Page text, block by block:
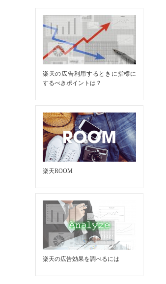
楽天の広告利用するときに指標に
するべきポイントは？
楽天ROOM
楽天の広告効果を調べるには